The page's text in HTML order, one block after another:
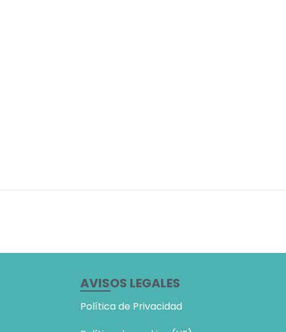
AVISOS LEGALES
Política de Privacidad